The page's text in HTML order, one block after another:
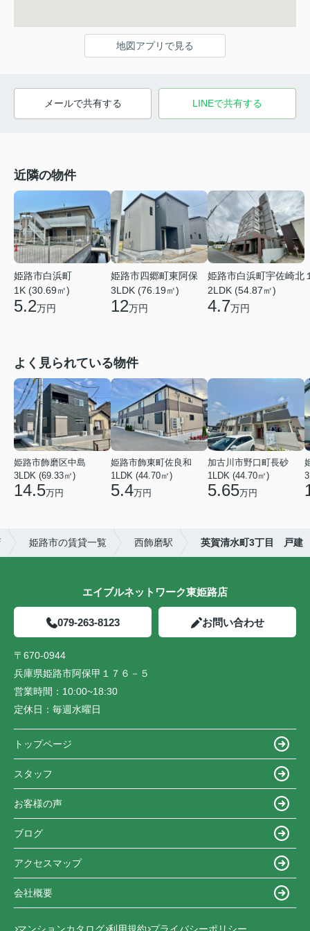
地図アプリで見る
メールで共有する LINEで共有する
近隣の物件
姫路市白浜町
1K (30.69㎡)
5.2万円
姫路市四郷町東阿保
3LDK (76.19㎡)
12万円
姫路市白浜町宇佐崎北
2LDK (54.87㎡)
4.7万円
よく見られている物件
姫路市飾磨区中島
3LDK (69.33㎡)
14.5万円
姫路市飾東町佐良和
1LDK (44.70㎡)
5.4万円
加古川市野口町長砂
1LDK (44.70㎡)
5.65万円
姫路市の賃貸一覧 西飾磨駅 英賀清水町3丁目 戸建
エイブルネットワーク東姫路店
079-263-8123 お問い合わせ
〒670-0944
兵庫県姫路市阿保甲１７６－５
営業時間： 10:00~18:30
定休日： 毎週水曜日
トップページ
スタッフ
お客様の声
ブログ
アクセスマップ
会社概要